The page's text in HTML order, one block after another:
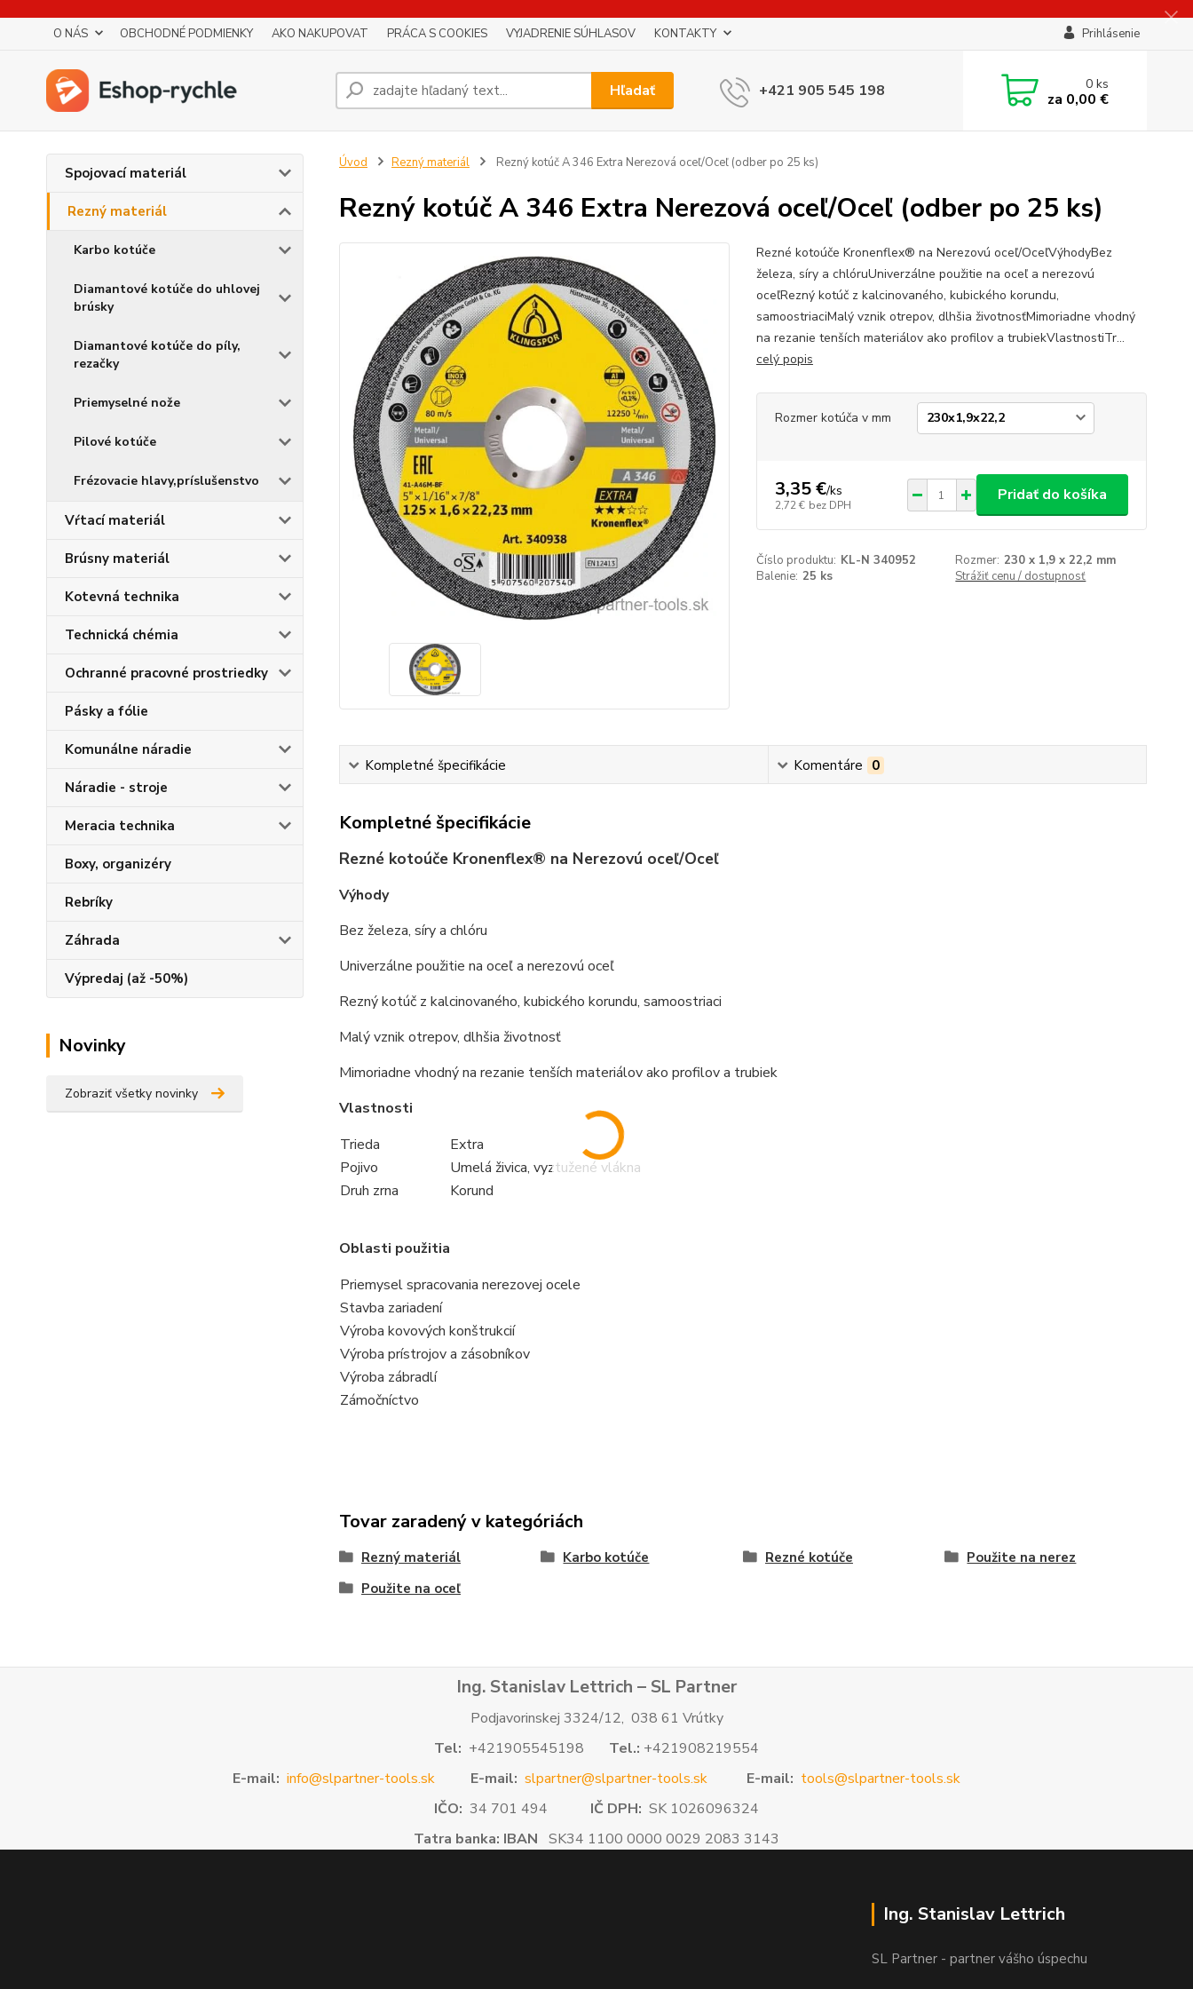
O NÁS OBCHODNÉ PODMIENKY AKO NAKUPOVAT PRÁCA S COOKIES VYJADRENIE SÚHLASOV KONTAKTY Prihlásenie
Hľadať +421 905 545 198 0ks
za 0,00 €
Spojovací materiál
Rezný materiál
Karbo kotúče
Diamantové kotúče do uhlovej
brúsky
Diamantové kotúče do píly,
rezačky
Priemyselné nože
Pilové kotúče
Frézovacie hlavy,príslušenstvo
Vŕtací materiál
Brúsny materiál
Kotevná technika
Technická chémia
Ochranné pracovné prostriedky
Pásky a fólie
Komunálne náradie
Náradie - stroje
Meracia technika
Boxy, organizéry
Rebríky
Záhrada
Výpredaj (až -50%)
Novinky
Zobraziť všetky novinky
Úvod Rezný materiál Rezný kotúč A 346 Extra Nerezová oceľ/Oceľ (odber po 25 ks)
Rezný kotúč A 346 Extra Nerezová oceľ/Oceľ (odber po 25 ks)
Rezné kotoúče Kronenflex® na Nerezovú oceľ/OceľVýhodyBez
železa, síry a chlóruUniverzálne použitie na oceľ a nerezovú
oceľRezný kotúč z kalcinovaného, kubického korundu,
samoostriaciMalý vznik otrepov, dlhšia životnosťMimoriadne vhodný
na rezanie tenších materiálov ako profilov a trubiekVlastnostiTr...
celý popis
Rozmer kotúča v mm
3,35 €/ks
2,72 € bez DPH
Pridať do košíka
Číslo produktu: KL-N 340952 Rozmer: 230 x 1,9 x 22,2 mm
Balenie: 25 ks Strážiť cenu / dostupnosť
Kompletné špecifikácie Komentáre 0
Kompletné špecifikácie
Rezné kotoúče Kronenflex® na Nerezovú oceľ/Oceľ
Výhody
Bez železa, síry a chlóru
Univerzálne použitie na oceľ a nerezovú oceľ
Rezný kotúč z kalcinovaného, kubického korundu, samoostriaci
Malý vznik otrepov, dlhšia životnosť
Mimoriadne vhodný na rezanie tenších materiálov ako profilov a trubiek
Vlastnosti
Trieda
Extra
Pojivo
Umelá živica, vyztužené vlákna
Druh zrna
Korund
Oblasti použitia
Priemysel spracovania nerezovej ocele
Stavba zariadení
Výroba kovových konštrukcií
Výroba prístrojov a zásobníkov
Výroba zábradlí
Zámočníctvo
Tovar zaradený v kategóriách
Rezný materiál Karbo kotúče Rezné kotúče
Použite na nerez
Použite na oceľ
Ing. Stanislav Lettrich – SL Partner
Podjavorinskej 3324/12, 038 61 Vrútky
Tel: +421905545198 Tel.: +421908219554
E-mail: info@slpartner-tools.sk E-mail: slpartner@slpartner-tools.sk E-mail: tools@slpartner-tools.sk
IČO: 34 701 494 IČ DPH: SK 1026096324
Tatra banka: IBAN SK34 1100 0000 0029 2083 3143
Ing. Stanislav Lettrich
SL Partner - partner vášho úspechu